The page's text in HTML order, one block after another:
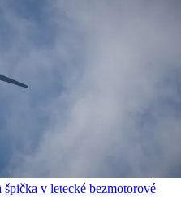
v letecké bezmotorové